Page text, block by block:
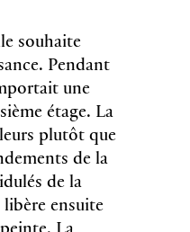
souhaite
Pendant
une
étage. La
plutôt que
de la
de la
ensuite